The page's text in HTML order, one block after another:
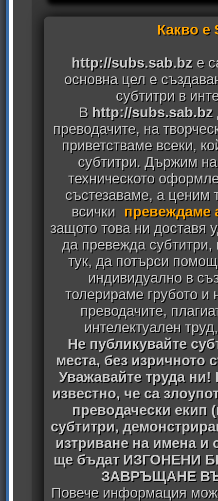
Какво е
http://subs.sab.bz е
основна цел е
субтитри в
В http://subs.sab.bz
преводачите, на
приветстваме всеки,
субтитри. Държим
техническото
състезаваме, а ценим
всички
превеждаме
защото това ни доставя
да превежда
тук, да потърси
индивидуално в
толерираме грубото
преводачите,
интелектуален
Не публикувайте
места, без изричното
Уважавайте труда ни!
известно, че са
преводачески екип
субтитри,
изтриване на имена
ще бъдат ИЗГОНЕНИ
ЗАВРЪЩАНЕ
Повече информация